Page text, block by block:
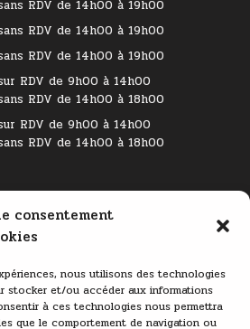
consentement
nous utilisons des technologies
stocker et/ou accéder aux informations
à ces technologies nous permettra
que le comportement de navigation ou
RDV de 14h00 à 19h00
RDV de 14h00 à 19h00
RDV de 14h00 à 19h00
RDV de 9h00 à 14h00
RDV de 14h00 à 18h00
RDV de 9h00 à 14h00
RDV de 14h00 à 18h00